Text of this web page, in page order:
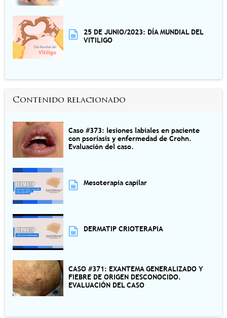
25 DE JUNIO/2023: DÍA MUNDIAL DEL
VITILIGO
Contenido relacionado
Caso #373: lesiones labiales en paciente
con psoriasis y enfermedad de Crohn.
Evaluación del caso.
Mesoterapia capilar
DERMATIP CRIOTERAPIA
CASO #371: EXANTEMA GENERALIZADO Y
FIEBRE DE ORIGEN DESCONOCIDO.
EVALUACIÓN DEL CASO